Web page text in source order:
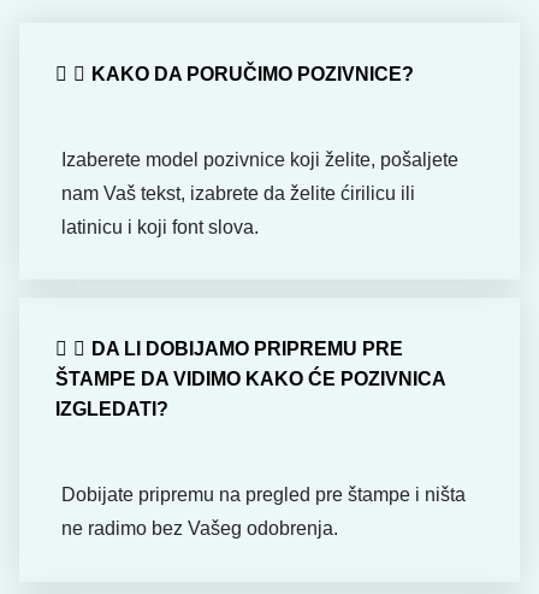
KAKO DA PORUČIMO POZIVNICE?
Izaberete model pozivnice koji želite, pošaljete
nam Vaš tekst, izabrete da želite ćirilicu ili
latinicu i koji font slova.
DA LI DOBIJAMO PRIPREMU PRE
ŠTAMPE DA VIDIMO KAKO ĆE POZIVNICA
IZGLEDATI?
Dobijate pripremu na pregled pre štampe i ništa
ne radimo bez Vašeg odobrenja.